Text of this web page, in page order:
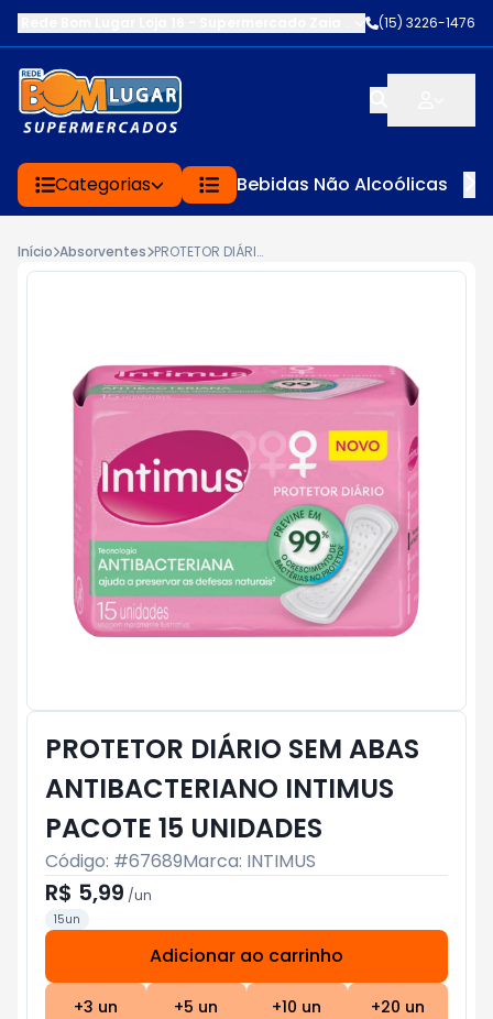
AV. EDWARD FRU
(15) 3226-1476
Categorias Bebidas Não Alcoólicas
Início Absorventes PROTETOR DIÁRIO SEM ABAS ANTIBACTERIANO INTIMUS PACOTE 15 UNIDADES
PROTETOR DIÁRIO SEM ABAS
ANTIBACTERIANO INTIMUS
PACOTE 15 UNIDADES
Código: #67689Marca: INTIMUS
R$ 5,99 /un
15un
Adicionar ao carrinho
+3 un +5 un +10 un +20 un